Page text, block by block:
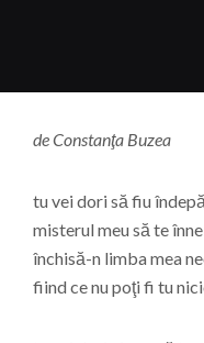
de Constanţa Buzea
tu vei dori să fiu
misterul meu să te
închisă-n limba mea
fiind ce nu poţi fi tu